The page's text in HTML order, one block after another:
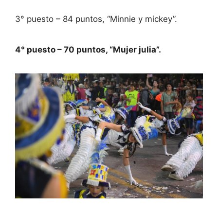
3° puesto – 84 puntos, “Minnie y mickey”.
4° puesto – 70 puntos, “Mujer julia”.